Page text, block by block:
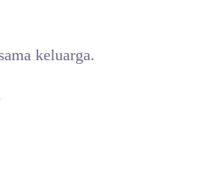
keluarga.